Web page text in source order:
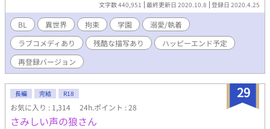
の受（泣）役なのでした。 それでも真面目にお仕事終了！ えっ！
人生も終了？ そして、何故か乙女ゲームに転生。 そして、何故か
BL（受）の役にまんま転生って……！ そりゃないでしょ？ 死にキ
ャラになるか、鬼畜エロBL地獄しかない役なんですが……。 その
役のフラグを打ち破り、大好きな人と結ばれてハッピーハッピー
になるのは、彼次第……。 さて、彼のための「不憫なゲーム」の
文字数 440,951 最終更新日 2020.10.8 登録日 2020.4.25
BL 異世界 拘束 学園
溺愛/執着
ラブコメディあり
残酷な描写あり
ハッピーエンド予定
再登録バージョン
29
長編 完結 R18
お気に入り : 1,314 24h.ポイント : 28
さみしい声の狼さん